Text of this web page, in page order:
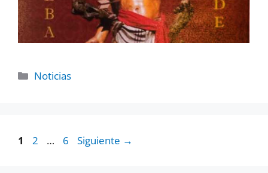
Noticias
1 2 … 6 Siguiente →